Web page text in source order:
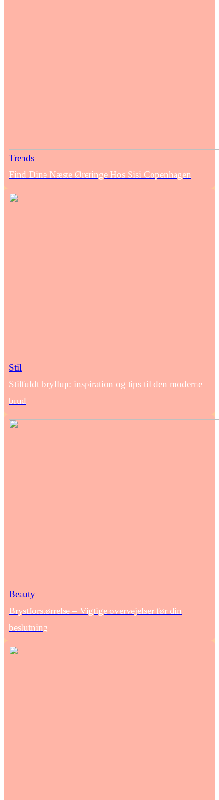
Trends
Find Dine Næste Øreringe Hos Sisi Copenhagen
Stil
Stilfuldt bryllup: inspiration og tips til den moderne
brud
Beauty
Brystforstørrelse – Vigtige overvejelser før din
beslutning